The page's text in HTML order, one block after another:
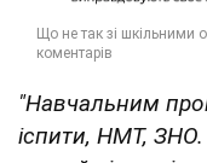
"Навчальним
іспити, НМТ,